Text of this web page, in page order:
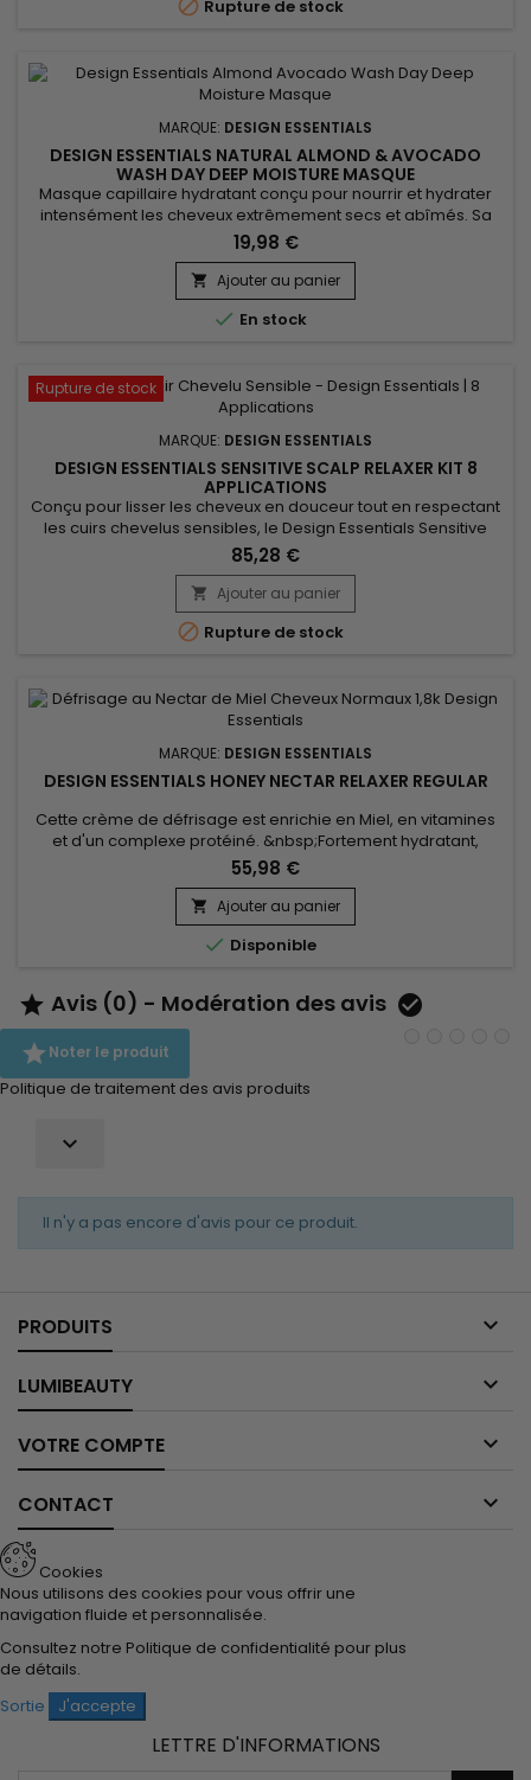
 Rupture de stock
MARQUE: DESIGN ESSENTIALS
DESIGN ESSENTIALS NATURAL ALMOND & AVOCADO
WASH DAY DEEP MOISTURE MASQUE
Masque capillaire hydratant conçu pour nourrir et hydrater
intensément les cheveux extrêmement secs et abîmés. Sa
formule crémeuse revitalise les cheveux, les laissant lisses et
brillants. Enrichi en huiles d’Amande douce, de Tournesol, et
d’Avocat, Design Essentials Almond Avocado Wash Day Deep
Moisture Masque agit en profondeur dans les cheveux, pour...
19,98 €
 Ajouter au panier
 En stock
Rupture de stock
MARQUE: DESIGN ESSENTIALS
DESIGN ESSENTIALS SENSITIVE SCALP RELAXER KIT 8
APPLICATIONS
Conçu pour lisser les cheveux en douceur tout en respectant
les cuirs chevelus sensibles, le Design Essentials Sensitive
Scalp Relaxer kit 8 Applications de la marque Design
Essentials est la solution idéale pour des cheveux lisses,
brillants et en pleine santé. L’huile de coco hydrate
intensément, tandis que le beurre de karité nourrit et protège
la...
85,28 €
 Ajouter au panier
 Rupture de stock
MARQUE: DESIGN ESSENTIALS
DESIGN ESSENTIALS HONEY NECTAR RELAXER REGULAR
Cette crème de défrisage est enrichie en Miel, en vitamines
et d'un complexe protéiné. &nbsp;Fortement hydratant,
Design Essentials Honey Nectar Relaxer renforce et revitalise
les cheveux. &nbsp;Il les laisse doux, lisses et hydratés.Pour
tous types de cheveux. &nbsp;Application facile !
55,98 €
 Ajouter au panier
 Disponible
 Avis (0) - Modération des avis 
Noter le produit
Politique de traitement des avis produits

Il n'y a pas encore d'avis pour ce produit.
PRODUITS 
LUMIBEAUTY 
VOTRE COMPTE 
CONTACT 
Cookies
Nous utilisons des cookies pour vous offrir une
navigation fluide et personnalisée.
Consultez notre Politique de confidentialité pour plus
de détails.
Sortie
J'accepte
LETTRE D'INFORMATIONS